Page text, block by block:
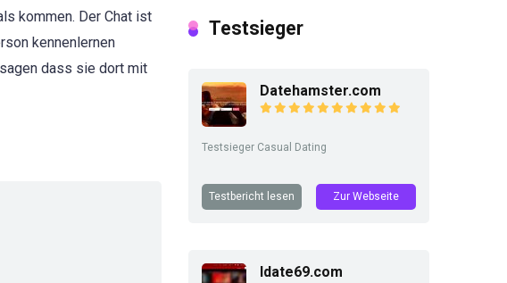
kommen. Der Chat ist
kennenlernen
dass sie dort mit
Testsieger
Datehamster.com
Testsieger Casual Dating
Testbericht lesen Zur Webseite
Idate69.com